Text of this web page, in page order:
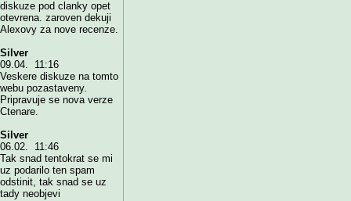
diskuze pod clanky opet
otevrena. zaroven dekuji
Alexovy za nove recenze.
Silver
09.04. 11:16
Veskere diskuze na tomto
webu pozastaveny.
Pripravuje se nova verze
Ctenare.
Silver
06.02. 11:46
Tak snad tentokrat se mi
uz podarilo ten spam
odstinit, tak snad se uz
tady neobjevi